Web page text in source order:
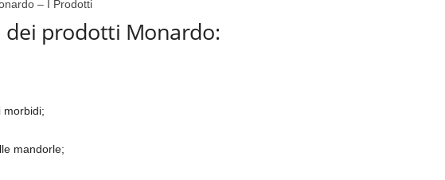
– I Prodotti
dei prodotti Monardo:
morbidi;
mandorle;